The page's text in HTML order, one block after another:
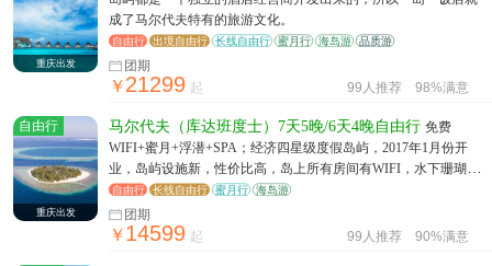
重庆出发
成了马尔代夫特有的旅游文化。
自由行 出境自由行 长线自由行 蜜月行 海岛游 品质游
团期
￥21299 起 99人推荐 98%满意
自由行
重庆出发
马尔代夫（库达班度士）7天5晚/6天4晚自由行 免费
WIFI+蜜月+浮潜+SPA；经济四星级度假岛屿，2017年1月份开
业，岛屿设施新，性价比高，岛上所有房间有WIFI，水下珊瑚
多，浮潜环境好，娱乐活动丰富
自由行 长线自由行 蜜月行 海岛游
团期
￥14599 起 99人推荐 90%满意